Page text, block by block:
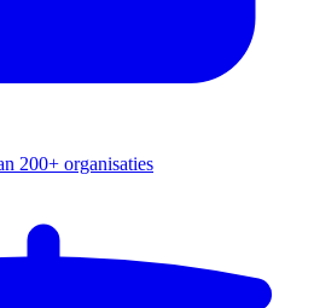
200+ organisaties